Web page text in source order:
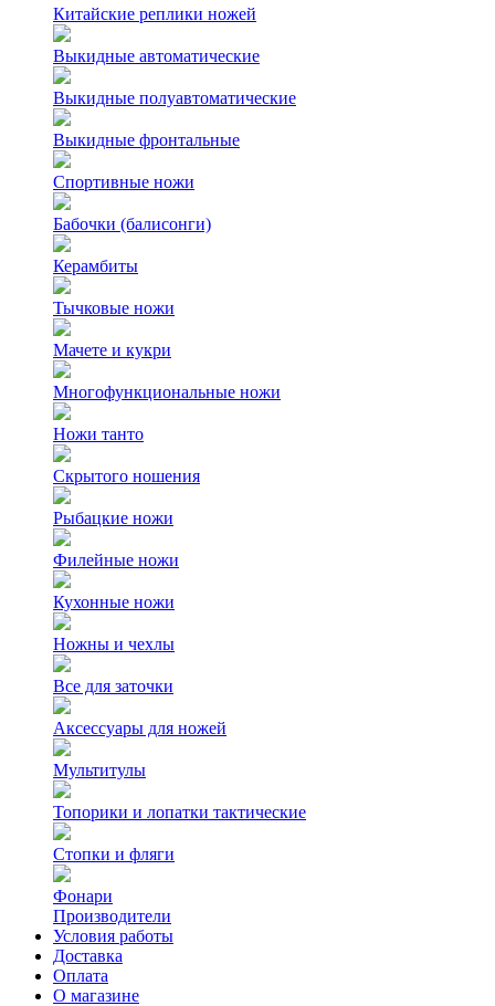
Китайские реплики ножей
Выкидные автоматические
Выкидные полуавтоматические
Выкидные фронтальные
Спортивные ножи
Бабочки (балисонги)
Керамбиты
Тычковые ножи
Мачете и кукри
Многофункциональные ножи
Ножи танто
Скрытого ношения
Рыбацкие ножи
Филейные ножи
Кухонные ножи
Ножны и чехлы
Все для заточки
Аксессуары для ножей
Мультитулы
Топорики и лопатки тактические
Стопки и фляги
Фонари
Производители
Условия работы
Доставка
Оплата
О магазине